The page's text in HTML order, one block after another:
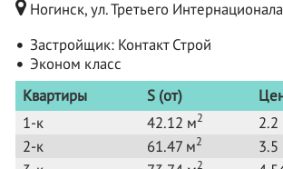
Ногинск, ул. Третьего Интернационала
Застройщик: Контакт Строй
Эконом класс
Квартиры
S (от)
1-к
42.12 м2 2.2
2-к 61.47 м2 3.5
2